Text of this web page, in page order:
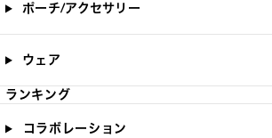
ポーチ/アクセサリー
ウェア
ランキング
コラボレーション